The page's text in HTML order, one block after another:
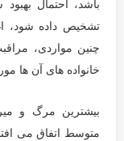
باشد، احتمال
تشخیص داده شود،
چنین مواردی،
خانواده های آن ها
متوسط ​​اتفاق می